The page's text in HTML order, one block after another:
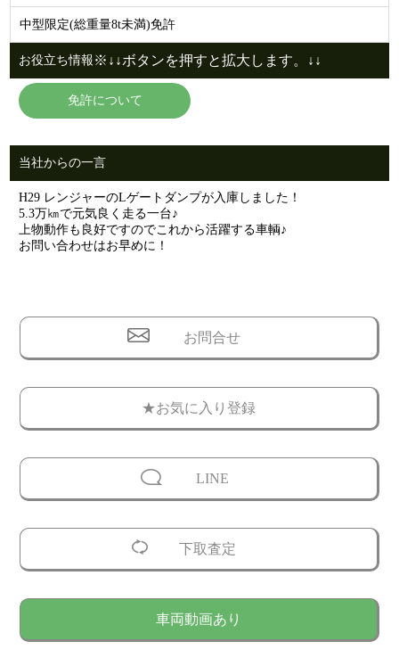
中型限定(総重量8t未満)免許
お役立ち情報 ※↓↓ボタンを押すと拡大します。↓↓
免許について
当社からの一言
H29 レンジャーのLゲートダンプが入庫しました！
5.3万㎞で元気良く走る一台♪
上物動作も良好ですのでこれから活躍する車輌♪
お問い合わせはお早めに！
お問合せ
★お気に入り登録
LINE
下取査定
車両動画あり